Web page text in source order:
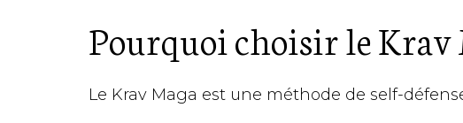
Pourquoi choisir le Krav
Le Krav Maga est une méthode de self-